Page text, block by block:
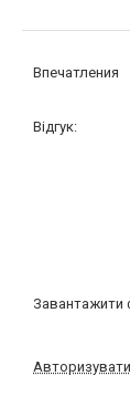
Впечатления
Відгук:
Завантажити